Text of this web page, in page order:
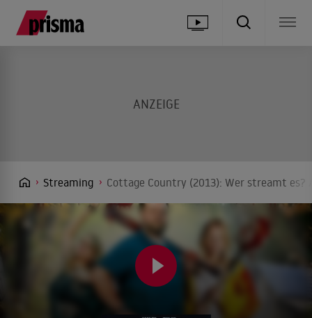
Streaming Cottage Country (2013): Wer streamt es?